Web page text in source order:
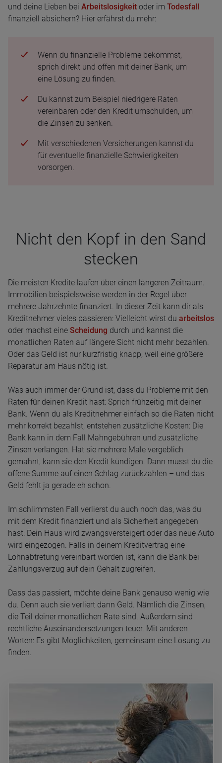
und deine Lieben bei Arbeitslosigkeit oder im Todesfall
finanziell absichern? Hier erfährst du mehr:
Wenn du finanzielle Probleme bekommst,
sprich direkt und offen mit deiner Bank, um
eine Lösung zu finden.
Du kannst zum Beispiel niedrigere Raten
vereinbaren oder den Kredit umschulden, um
die Zinsen zu senken.
Mit verschiedenen Versicherungen kannst du
für eventuelle finanzielle Schwierigkeiten
vorsorgen.
Nicht den Kopf in den Sand
ste­cken
Die meisten Kredite laufen über einen längeren Zeitraum.
Immobilien beispielsweise werden in der Regel über
mehrere Jahrzehnte finanziert. In dieser Zeit kann dir als
Kreditnehmer vieles passieren: Vielleicht wirst du arbeitslos
oder machst eine Scheidung durch und kannst die
monatlichen Raten auf längere Sicht nicht mehr bezahlen.
Oder das Geld ist nur kurzfristig knapp, weil eine größere
Reparatur am Haus nötig ist.
Was auch immer der Grund ist, dass du Probleme mit den
Raten für deinen Kredit hast: Sprich frühzeitig mit deiner
Bank. Wenn du als Kreditnehmer einfach so die Raten nicht
mehr korrekt bezahlst, entstehen zusätzliche Kosten: Die
Bank kann in dem Fall Mahngebühren und zusätzliche
Zinsen verlangen. Hat sie mehrere Male vergeblich
gemahnt, kann sie den Kredit kündigen. Dann musst du die
offene Summe auf einen Schlag zurückzahlen – und das
Geld fehlt ja gerade eh schon.
Im schlimmsten Fall verlierst du auch noch das, was du
mit dem Kredit finanziert und als Sicherheit angegeben
hast: Dein Haus wird zwangsversteigert oder das neue Auto
wird eingezogen. Falls in deinem Kreditvertrag eine
Lohnabtretung vereinbart worden ist, kann die Bank bei
Zahlungsverzug auf dein Gehalt zugreifen.
Dass das passiert, möchte deine Bank genauso wenig wie
du. Denn auch sie verliert dann Geld. Nämlich die Zinsen,
die Teil deiner monatlichen Rate sind. Außerdem sind
rechtliche Auseinandersetzungen teuer. Mit anderen
Worten: Es gibt Möglichkeiten, gemeinsam eine Lösung zu
finden.